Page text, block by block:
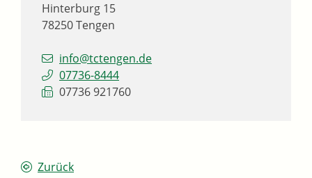
Hinterburg 15
78250Tengen
info@tctengen.de
07736-8444
07736 921760
Zurück